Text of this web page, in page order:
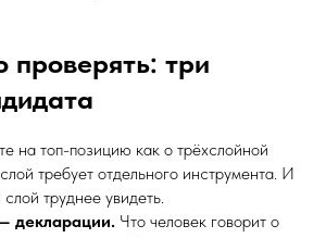
проверять: три
на топ-позицию как о трёхслойной
требует отдельного инструмента. И
труднее увидеть.
декларации. Что человек говорит о